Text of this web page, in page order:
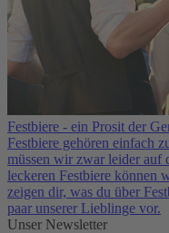
Festbiere - ein Prosit der
Festbiere gehören einfach
müssen wir zwar leider auf
leckeren Festbiere können
zeigen dir, was du über
paar unserer Lieblinge vor.
Unser Newsletter